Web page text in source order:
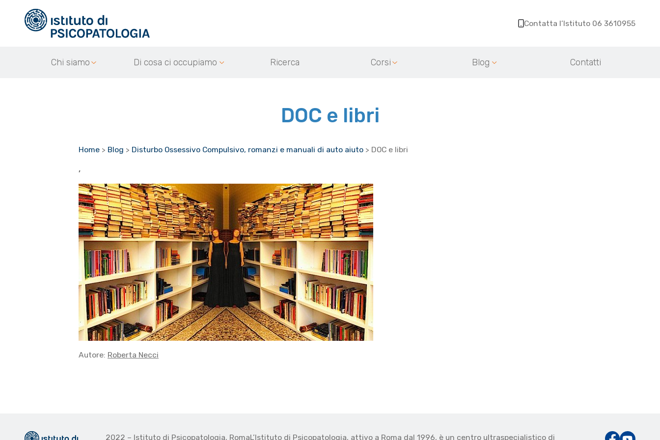
Contatta l’Istituto 06 3610955
Chi siamo Di cosa ci occupiamo Ricerca Corsi Blog Contatti
DOC e libri
Home > Blog > Disturbo Ossessivo Compulsivo, romanzi e manuali di auto aiuto > DOC e libri
,
Autore: Roberta Necci
2022 – Istituto di Psicopatologia, RomaL’Istituto di Psicopatologia, attivo a Roma dal 1996, è un centro ultraspecialistico di